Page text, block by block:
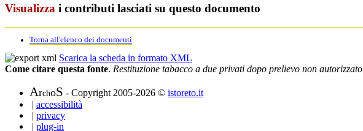
Visualizza i contributi lasciati su questo documento
Torna all'elenco dei documenti
Scarica la scheda in formato XML
Come citare questa fonte. Restituzione tabacco a due privati dopo prelievo non autorizzato
ArchoS - Copyright 2005-2026 © istoreto.it
| accessibilità
| privacy
| plug-in